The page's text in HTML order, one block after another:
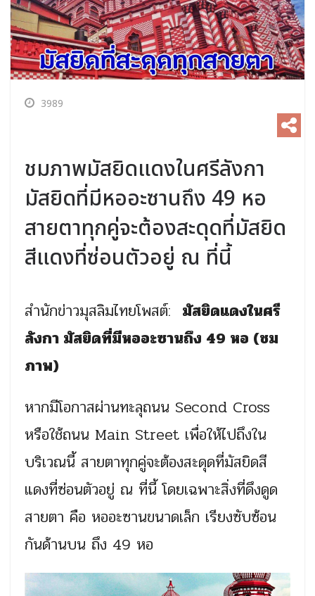
3989
ชมภาพมัสยิดแดงในศรีลังกา
มัสยิดที่มีหออะซานถึง 49 หอ
สายตาทุกคู่จะต้องสะดุดที่มัสยิด
สีแดงที่ซ่อนตัวอยู่ ณ ที่นี้
สำนักข่าวมุสลิมไทยโพสต์: มัสยิดแดงในศรี
ลังกา มัสยิดที่มีหออะซานถึง 49 หอ (ชม
ภาพ)
หากมีโอกาสผ่านทะลุถนน Second Cross
หรือใช้ถนน Main Street เพื่อให้ไปถึงใน
บริเวณนี้ สายตาทุกคู่จะต้องสะดุดที่มัสยิดสี
แดงที่ซ่อนตัวอยู่ ณ ที่นี้ โดยเฉพาะสิ่งที่ดึงดูด
สายตา คือ หออะซานขนาดเล็ก เรียงซับซ้อน
กันด้านบน ถึง 49 หอ